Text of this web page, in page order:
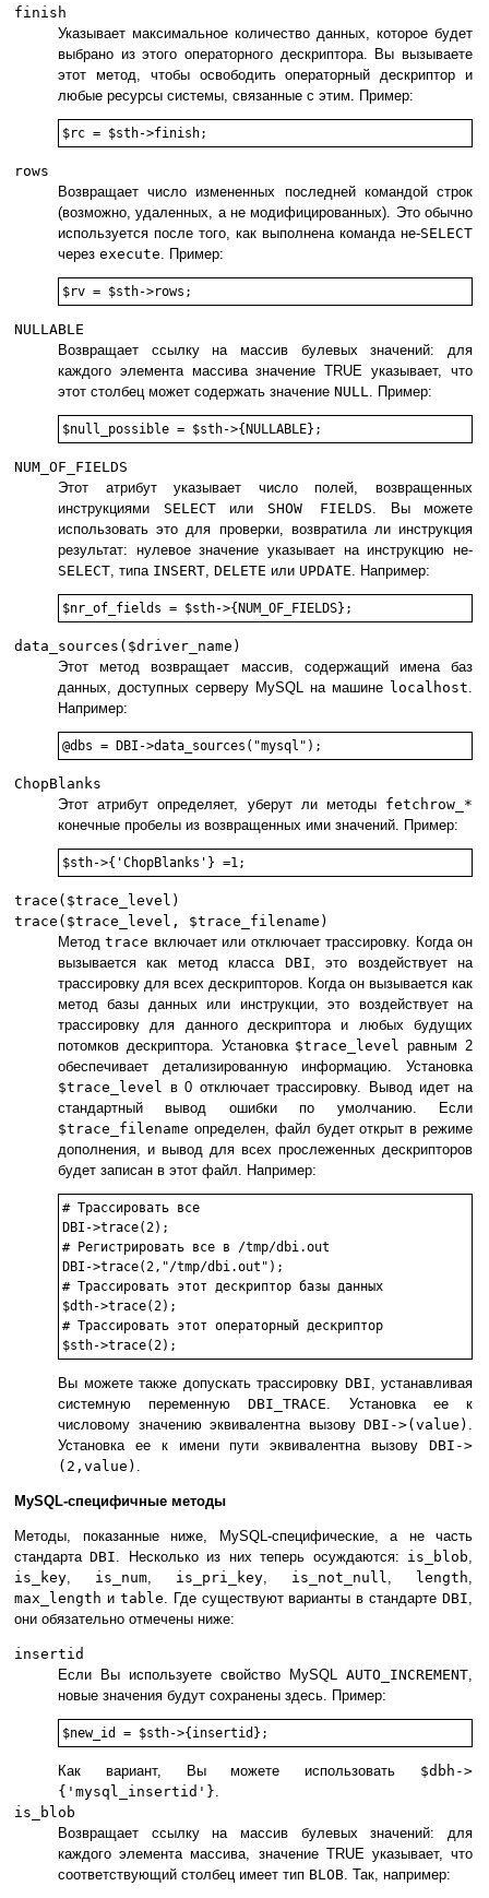
finish
Указывает максимальное количество данных, которое будет
выбрано из этого операторного дескриптора. Вы вызываете
этот метод, чтобы освободить операторный дескриптор и
любые ресурсы системы, связанные с этим. Пример:
rows
Возвращает число измененных последней командой строк
(возможно, удаленных, а не модифицированных). Это обычно
используется после того, как выполнена команда не-SELECT
через execute. Пример:
NULLABLE
Возвращает ссылку на массив булевых значений: для
каждого элемента массива значение TRUE указывает, что
этот столбец может содержать значение NULL. Пример:
NUM_OF_FIELDS
Этот атрибут указывает число полей, возвращенных
инструкциями SELECTили SHOW FIELDS. Вы можете
использовать это для проверки, возвратила ли инструкция
результат: нулевое значение указывает на инструкцию не-
SELECT, типа INSERT, DELETE или UPDATE. Например:
data_sources($driver_name)
Этот метод возвращает массив, содержащий имена баз
данных, доступных серверу MySQL на машине localhost.
Например:
ChopBlanks
Этот атрибут определяет, уберут ли методы fetchrow_*
конечные пробелы из возвращенных ими значений. Пример:
trace($trace_level)
trace($trace_level, $trace_filename)
Методtrace включает или отключает трассировку. Когда он
вызывается как метод класса DBI, это воздействует на
трассировку для всех дескрипторов. Когда он вызывается как
метод базы данных или инструкции, это воздействует на
трассировку для данного дескриптора и любых будущих
потомков дескриптора. Установка $trace_level равным 2
обеспечивает детализированную информацию. Установка
$trace_level в 0 отключает трассировку. Вывод идет на
стандартный вывод ошибки по умолчанию. Если
$trace_filename определен, файл будет открыт в режиме
дополнения, и вывод для всех прослеженных дескрипторов
будет записан в этот файл. Например:
# Трассировать все
DBI->trace(2);
# Регистрировать все в /tmp/dbi.out
DBI->trace(2,"/tmp/dbi.out");
# Трассировать этот дескриптор базы данных
$dth->trace(2);
# Трассировать этот операторный дескриптор
$sth->trace(2);
Вы можете также допускать трассировку DBI, устанавливая
системную переменнуюDBI_TRACE. Установка ее к
числовому значению эквивалентна вызову DBI->(value) .
Установка ее к имени пути эквивалентна вызову DBI->
(2,value) .
MySQL-специфичные методы
Методы, показанные ниже, MySQL-специфические, а не часть
стандартаDBI. Несколько из них теперь осуждаются: is_blob,
is_key, is_num, is_pri_key, is_not_null, length,
max_length и table. Где существуют варианты в стандарте DBI,
они обязательно отмечены ниже:
insertid
Если Вы используете свойство MySQL AUTO_INCREMENT,
новые значения будут сохранены здесь. Пример:
Как вариант, Вы можете использовать $dbh->
{'mysql_insertid'}.
is_blob
Возвращает ссылку на массив булевых значений: для
каждого элемента массива, значение TRUE указывает, что
соответствующий столбец имеет тип BLOB. Так, например: